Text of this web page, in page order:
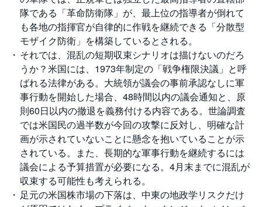
せ
投
資
UP
S
BI
株
オ
プ
シ
ョ
ン
先
物
・
オ
プ
シ
ョ
ン
隊である「革命防衛隊」が、最上位の指導者が倒れて
も各地の指揮官が自律的に作戦を継続できる「分散型
モザイク防衛」を構築しているとされる。
それでは、混乱の短期収束シナリオは描けないのだろ
うか？米国には、1973年制定の「戦争権限決議」と呼
ばれる法律がある。大統領が議会の事前承認なしに軍
事行動を開始した場合、48時間以内の議会通知と、原
則60日以内の撤退を義務付ける内容である。世論調査
では米国民の過半数が今回の攻撃に反対し、明確な計
画が示されていないことに懸念を抱いていることが示
されている。また、長期的な軍事行動を継続するには
議会による予算措置が必要になる。4月末までに混乱が
収束する可能性も考えられる。
足元の米国株市場の下落は、中東の地政学リスクだけ